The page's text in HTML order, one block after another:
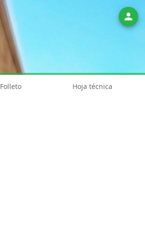
person
Folleto Hoja técnica